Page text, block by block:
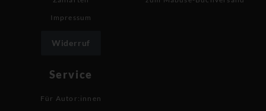
Impressum
Widerruf
Service
Für Autor:innen